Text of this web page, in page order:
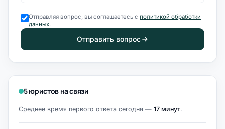
Отправляя вопрос, вы соглашаетесь с политикой обработки
данных.
Отправить вопрос
5 юристов на связи
Среднее время первого ответа сегодня — 17 минут.